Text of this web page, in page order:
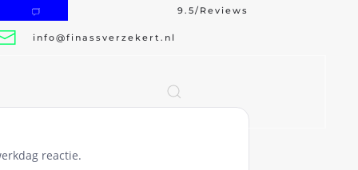
Personal Contact
info@finassverzekert.nl
9.5/Reviews
reactie.